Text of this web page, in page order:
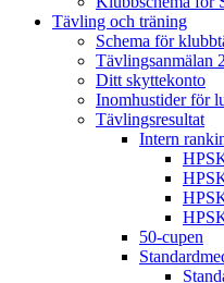
Tävling och träning
Schema för
Tävlingsanmälan
Ditt skyttekonto
Inomhustider för
Tävlingsresultat
Intern
50-cupen